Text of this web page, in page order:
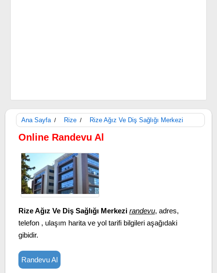
Ana Sayfa / Rize / Rize Ağız Ve Diş Sağlığı Merkezi
Online Randevu Al
Rize Ağız Ve Diş Sağlığı Merkezi randevu, adres,
telefon , ulaşım harita ve yol tarifi bilgileri aşağıdaki
gibidir.
Randevu Al